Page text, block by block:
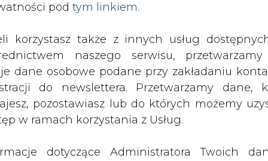
pod tym linkiem.
korzystasz także z innych usług
naszego serwisu,
dane osobowe podane przy zakładaniu
do newslettera. Przetwarzamy dane,
pozostawiasz lub do których możemy
w ramach korzystania z Usług.
dotyczące Administratora Twoich
Wrocław S.A. podwyższył kapitał zakładowy
drukuj skomentuj udostępnij:
kapitał zakładowy